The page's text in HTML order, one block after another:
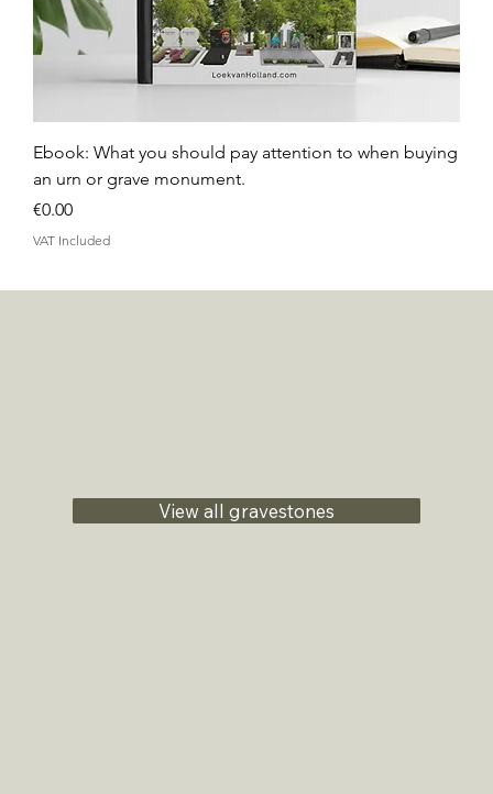
Ebook: What you should pay attention to when buying
an urn or grave monument.
Price
€0.00
VAT Included
View all gravestones